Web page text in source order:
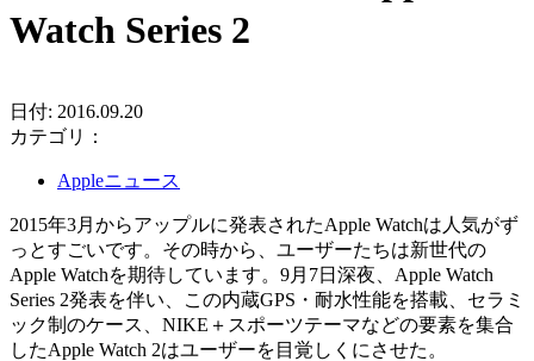
Watch Series 2
日付: 2016.09.20
カテゴリ：
Appleニュース
2015年3月からアップルに発表されたApple Watchは人気がず
っとすごいです。その時から、ユーザーたちは新世代の
Apple Watchを期待しています。9月7日深夜、Apple Watch
Series 2発表を伴い、この内蔵GPS・耐水性能を搭載、セラミ
ック制のケース、NIKE＋スポーツテーマなどの要素を集合
したApple Watch 2はユーザーを目覚しくにさせた。